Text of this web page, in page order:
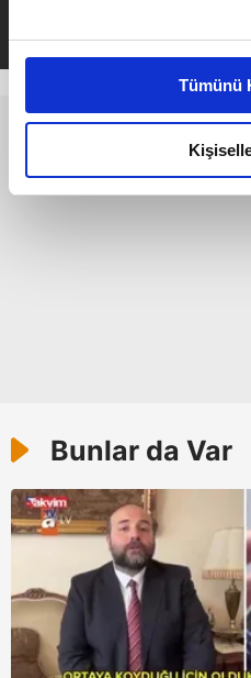
Bu çerezlere izin vermeniz
daha iyi reklam deneyimi
amacımızın size daha iyi
olduğunu ve sizlere en iyi
elimizden gelen çabayı
reklamların maliyetlerimizi
kullanılmaktadır. Bu çerezler
verileriniz işlenmekte olup
toplumu hizmetlerinin
kullanılmaktadır. Diğer
kılınması ve
reklam/pazarlama
sınırlı olarak açık rızanız
Çerezlere ilişkin tercihlerinizi
Tümünü
Bunlar da Var